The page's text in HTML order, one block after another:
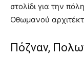
στολίδι για την
Οθωμανού
Πόζναν,